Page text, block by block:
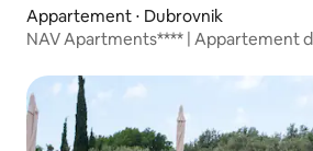
Appartement ⋅ Dubrovnik
NAV Apartments**** | Appartement